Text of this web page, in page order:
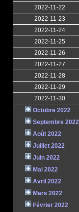
2022-11-22
2022-11-23
2022-11-24
2022-11-25
2022-11-26
2022-11-27
2022-11-28
2022-11-29
2022-11-30
Octobre 2022
Septembre 2022
Août 2022
Juillet 2022
Juin 2022
Mai 2022
Avril 2022
Mars 2022
Février 2022